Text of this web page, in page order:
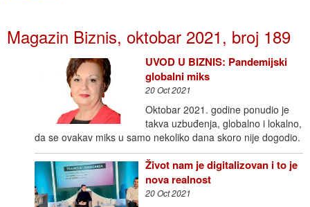
Magazin Biznis, oktobar 2021, broj 189
UVOD U BIZNIS: Pandemijski
globalni miks
20 Oct 2021
Oktobar 2021. godine ponudio je
takva uzbuđenja, globalno i lokalno,
da se ovakav miks u samo nekoliko dana skoro nije dogodio.
Život nam je digitalizovan i to je
nova realnost
20 Oct 2021